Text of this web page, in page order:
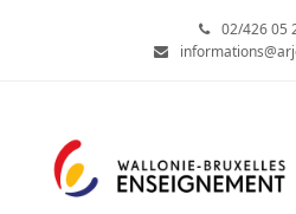
02/426 05